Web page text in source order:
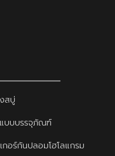
สบู่
บบบรรจุภัณฑ์
กอร์กันปลอมโฮโลแกรม